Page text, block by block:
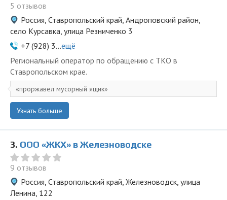
5 отзывов
Россия, Ставропольский край, Андроповский район,
село Курсавка, улица Резниченко 3
+7 (928) 3...ещё
Региональный оператор по обращению с ТКО в
Ставропольском крае.
проржавел мусорный ящик
Узнать больше
3. ООО «ЖКХ» в Железноводске
9 отзывов
Россия, Ставропольский край, Железноводск, улица
Ленина, 122